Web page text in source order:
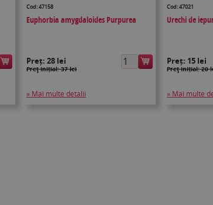
Cod: 47158
Euphorbia amygdaloides Purpurea
Preț:28 lei
Preţ inițial: 37 lei
» Mai multe detalii
Cod: 47021
Urechi de
Preț: 15 lei
Preţ inițial: 20
» Mai multe